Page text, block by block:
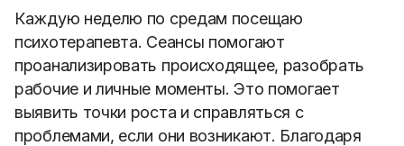
Каждую неделю по средам посещаю
психотерапевта. Сеансы помогают
проанализировать происходящее, разобрать
рабочие и личные моменты. Это помогает
выявить точки роста и справляться с
проблемами, если они возникают. Благодаря